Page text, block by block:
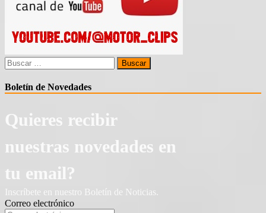
Buscar:
Boletín de Novedades
Quieres recibir
nuestras novedades en
tu email?
Inscríbete en nuestro Boletín de Noticias.
Correo electrónico